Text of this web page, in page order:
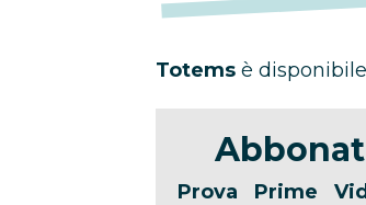
Totems è
Prova Prime